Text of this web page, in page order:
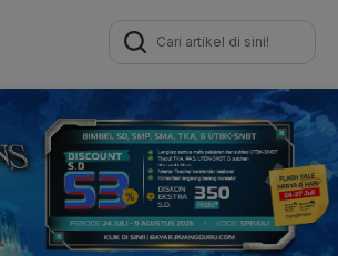
Search
for: